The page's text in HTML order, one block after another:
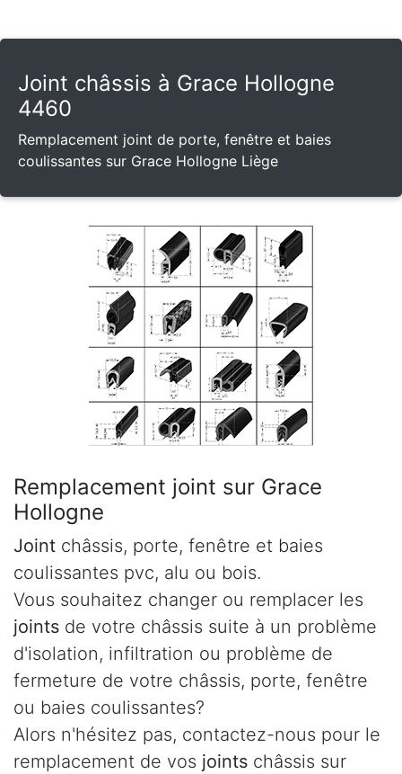
Joint châssis à Grace Hollogne
4460
Remplacement joint de porte, fenêtre et baies
coulissantes sur Grace Hollogne Liège
Remplacement joint sur Grace
Hollogne
Joint châssis, porte, fenêtre et baies
coulissantes pvc, alu ou bois.
Vous souhaitez changer ou remplacer les
joints de votre châssis suite à un problème
d'isolation, infiltration ou problème de
fermeture de votre châssis, porte, fenêtre
ou baies coulissantes?
Alors n'hésitez pas, contactez-nous pour le
remplacement de vos joints châssis sur